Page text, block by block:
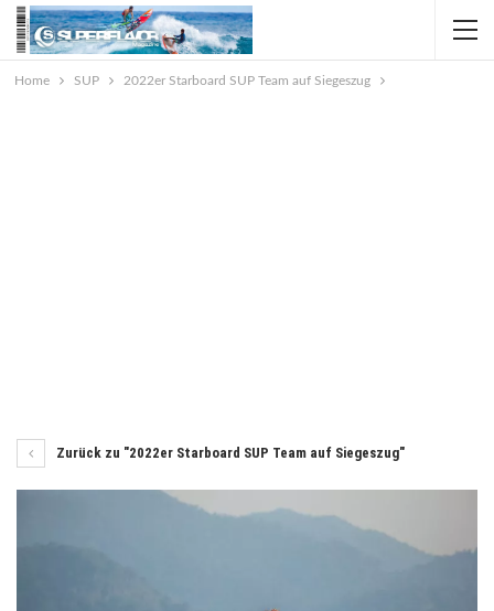
Home SUP 2022er Starboard SUP Team auf Siegeszug
Zurück zu "2022er Starboard SUP Team auf Siegeszug"